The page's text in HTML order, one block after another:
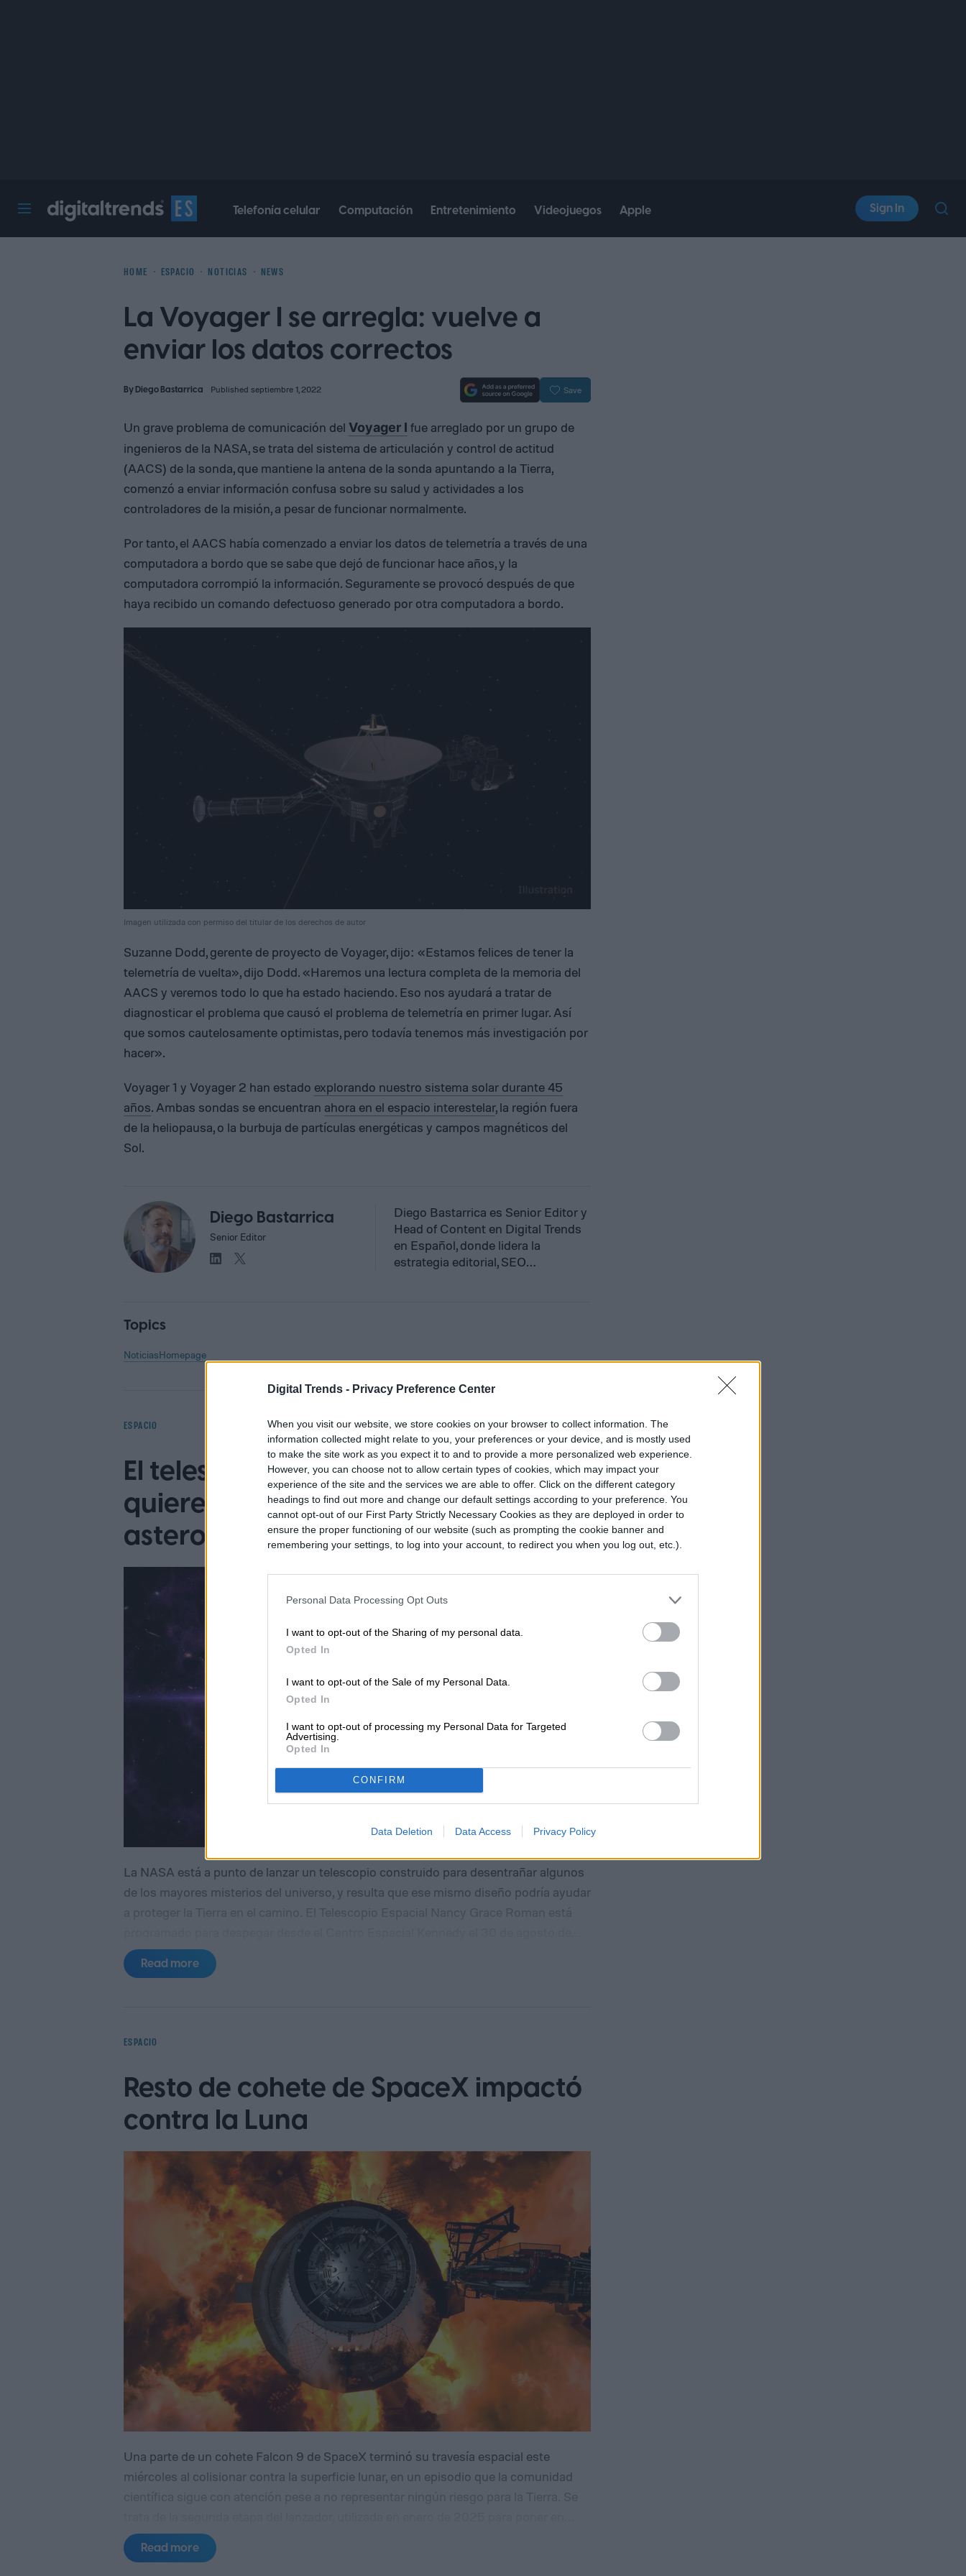
Digital Trends - Privacy Preference Center
When you visit our website, we store cookies on your browser to collect information. The
information collected might relate to you, your preferences or your device, and is mostly used
to make the site work as you expect it to and to provide a more personalized web experience.
However, you can choose not to allow certain types of cookies, which may impact your
experience of the site and the services we are able to offer. Click on the different category
headings to find out more and change our default settings according to your preference. You
cannot opt-out of our First Party Strictly Necessary Cookies as they are deployed in order to
ensure the proper functioning of our website (such as prompting the cookie banner and
remembering your settings, to log into your account, to redirect you when you log out, etc.).
Personal Data Processing Opt Outs
I want to opt-out of the Sharing of my personal data.
Opted In
I want to opt-out of the Sale of my Personal Data.
Opted In
I want to opt-out of processing my Personal Data for Targeted
Advertising.
Opted In
CONFIRM
Data Deletion Data Access Privacy Policy
Telefonía celular Computación Entretenimiento Videojuegos Apple Sign In
HOME ESPACIO NOTICIAS NEWS
La Voyager I se arregla: vuelve a
enviar los datos correctos
ByDiego Bastarrica Published septiembre 1, 2022 Save
Un grave problema de comunicación del Voyager I fue arreglado por un grupo de
ingenieros de la NASA, se trata del sistema de articulación y control de actitud
(AACS) de la sonda, que mantiene la antena de la sonda apuntando a la Tierra,
comenzó a enviar información confusa sobre su salud y actividades a los
controladores de la misión, a pesar de funcionar normalmente.
Por tanto, el AACS había comenzado a enviar los datos de telemetría a través de una
computadora a bordo que se sabe que dejó de funcionar hace años, y la
computadora corrompió la información. Seguramente se provocó después de que
haya recibido un comando defectuoso generado por otra computadora a bordo.
Imagen utilizada con permiso del titular de los derechos de autor
Suzanne Dodd, gerente de proyecto de Voyager, dijo: «Estamos felices de tener la
telemetría de vuelta», dijo Dodd. «Haremos una lectura completa de la memoria del
AACS y veremos todo lo que ha estado haciendo. Eso nos ayudará a tratar de
diagnosticar el problema que causó el problema de telemetría en primer lugar. Así
que somos cautelosamente optimistas, pero todavía tenemos más investigación por
hacer».
Voyager 1 y Voyager 2 han estado explorando nuestro sistema solar durante 45
años. Ambas sondas se encuentran ahora en el espacio interestelar, la región fuera
de la heliopausa, o la burbuja de partículas energéticas y campos magnéticos del
Sol.
Diego Bastarrica
Senior Editor
Diego Bastarrica es Senior Editor y
Head of Content en Digital Trends
en Español, donde lidera la
estrategia editorial, SEO…
Topics
NoticiasHomepage
ESPACIO
El telescopio espacial Romano
quiere proteger a la Tierra de
asteroides asesinos
La NASA está a punto de lanzar un telescopio construido para desentrañar algunos
de los mayores misterios del universo, y resulta que ese mismo diseño podría ayudar
2026, con una misión principal centrada en estudiar la materia oscura y la energía
oscura, las fuerzas invisibles que moldean las galaxias y la expansión cósmica. Los
Read more
ESPACIO
Resto de cohete de SpaceX impactó
contra la Luna
Una parte de un cohete Falcon 9 de SpaceX terminó su travesía espacial este
miércoles al colisionar contra la superficie lunar, en un episodio que la comunidad
órbita dos módulos de aterrizaje no tripulados: el Blue Ghost, de la firma Firefly
Aerospace, y el Hakuto-R Mission 2, desarrollado por la compañía japonesa ispace.
Read more